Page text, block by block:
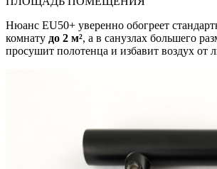
Нюанс EU50+ уверенно обогреет
комнату до 2 м², а в санузлах большего
просушит полотенца и избавит воздух от